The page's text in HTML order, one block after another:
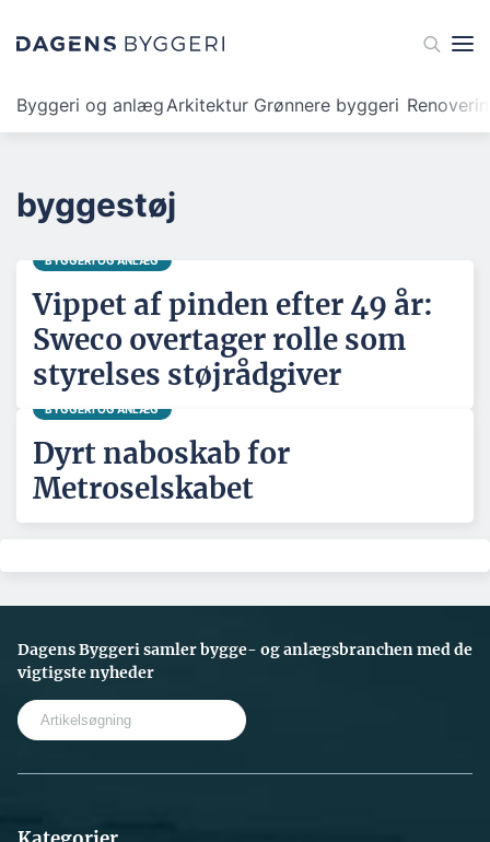
Byggeri og anlægArkitektur Grønnere byggeri
byggestøj
BYGGERI OG ANLÆG
Vippet af pinden efter 49 år:
Sweco overtager rolle som
styrelses støjrådgiver
BYGGERI OG ANLÆG
Dyrt naboskab for
Metroselskabet
Dagens Byggeri samler bygge- og anlægsbranchen med de
vigtigste nyheder